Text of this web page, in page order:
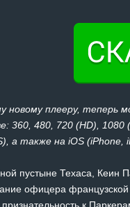
новому плееру,
360, 480, 720 (HD),
а также на iOS (iPhone,
пустыне Техаса, Кеин
офицера